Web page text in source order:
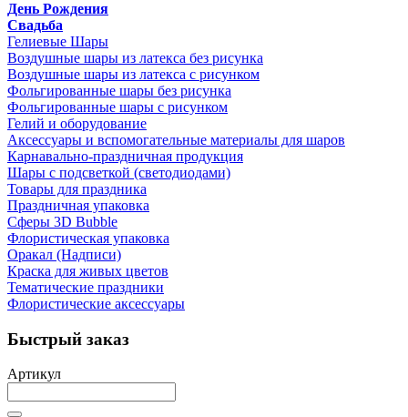
День Рождения
Свадьба
Гелиевые Шары
Воздушные шары из латекса без рисунка
Воздушные шары из латекса с рисунком
Фольгированные шары без рисунка
Фольгированные шары с рисунком
Гелий и оборудование
Аксессуары и вспомогательные материалы для шаров
Карнавально-праздничная продукция
Шары с подсветкой (светодиодами)
Товары для праздника
Праздничная упаковка
Сферы 3D Bubble
Флористическая упаковка
Оракал (Надписи)
Краска для живых цветов
Тематические праздники
Флористические аксессуары
Быстрый заказ
Артикул